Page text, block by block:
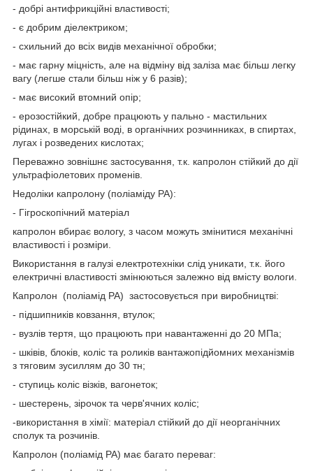
- добрі антифрикційні властивості;
- є добрим діелектриком;
- схильний до всіх видів механічної обробки;
- має гарну міцність, але на відміну від заліза має більш легку
вагу (легше стали більш ніж у 6 разів);
- має високий втомний опір;
- ерозостійкий, добре працюють у пально - мастильних
рідинах, в морській воді, в органічних розчинниках, в спиртах,
лугах і розведених кислотах;
Переважно зовнішнє застосування, т.к. капролон стійкий до дії
ультрафіолетових променів.
Недоліки капролону (поліаміду РА):
- Гігроскопічний матеріал
капролон вбирає вологу, з часом можуть змінитися механічні
властивості і розміри.
Використання в галузі електротехніки слід уникати, т.к. його
електричні властивості змінюються залежно від вмісту вологи.
Капролон (поліамід РА) застосовується при виробництві:
- підшипників ковзання, втулок;
- вузлів тертя, що працюють при навантаженні до 20 МПа;
- шківів, блоків, коліс та роликів вантажопідйомних механізмів
з тяговим зусиллям до 30 тн;
- ступиць коліс візків, вагонеток;
- шестерень, зірочок та черв'ячних коліс;
-використання в хімії: матеріал стійкий до дії неорганічних
сполук та розчинів.
Капролон (поліамід РА) має багато переваг: